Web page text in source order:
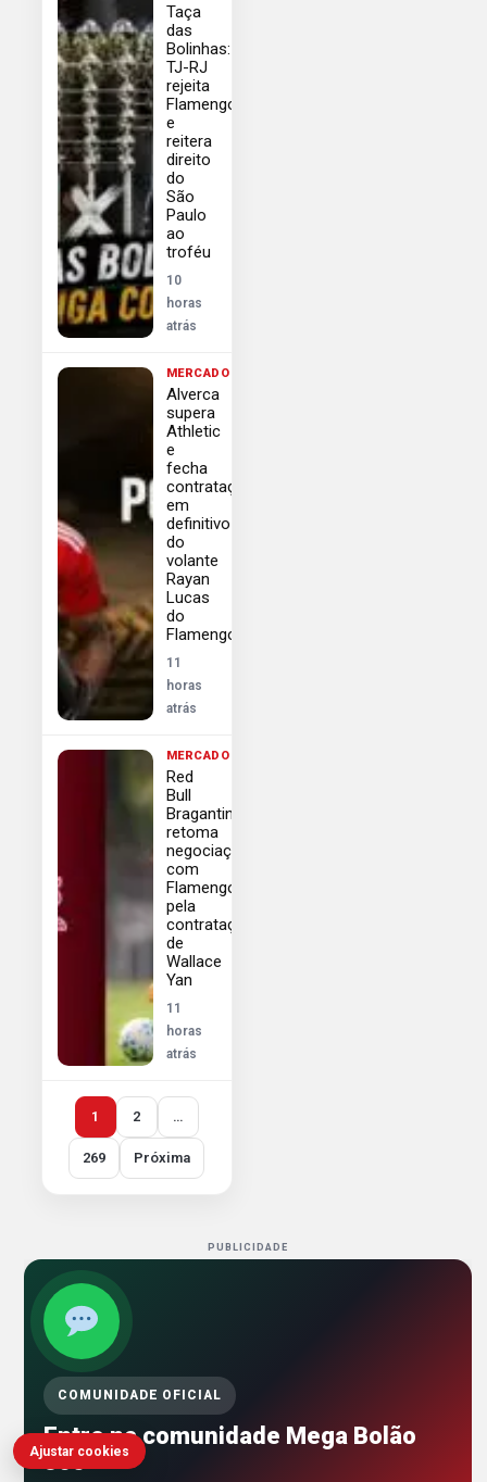
Taça
das
Bolinhas:
TJ-RJ
rejeita
Flamengo
e
reitera
direito
do
São
Paulo
ao
troféu
10
horas
atrás
MERCADO
Alverca
supera
Athletic
e
fecha
contratação
em
definitivo
do
volante
Rayan
Lucas
do
Flamengo
11
horas
atrás
MERCADO
Red
Bull
Bragantino
retoma
negociações
com
Flamengo
pela
contratação
de
Wallace
Yan
11
horas
atrás
1 2 …
269 Próxima
PUBLICIDADE
COMUNIDADE OFICIAL
Entre na comunidade Mega Bolão
360
Ajustar cookies